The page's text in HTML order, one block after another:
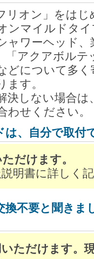
リオン」をは
ンマイルドタ
ャワーヘッド
「アクアボル
どについて多
ます。
決しない場合は
わせください。
は、自分で取付
だけます。
明書に詳しく
換不要と聞きま
ただけます。